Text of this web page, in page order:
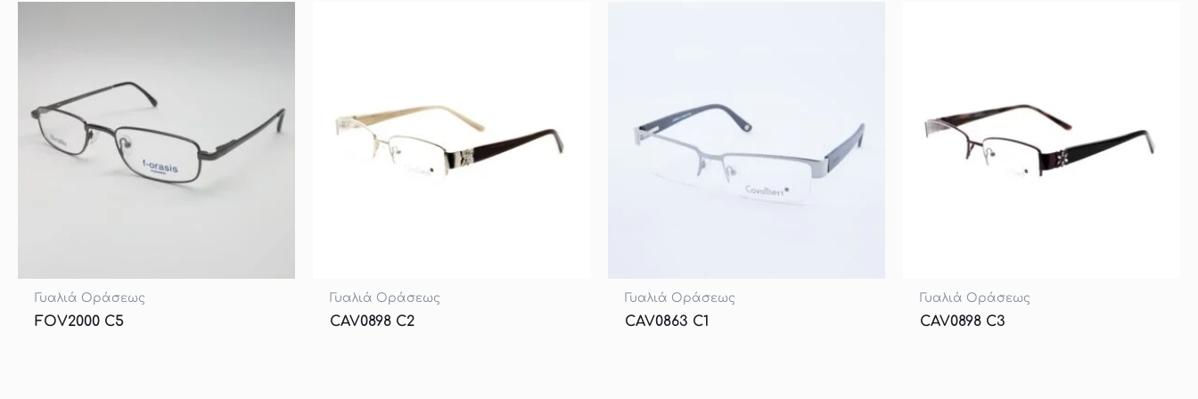
Γυαλιά Οράσεως
FOV2000 C5
Γυαλιά Οράσεως
CAV0898 C2
Γυαλιά Οράσεως
CAV0863 C1
Γυαλιά Οράσεως
CAV0898 C3